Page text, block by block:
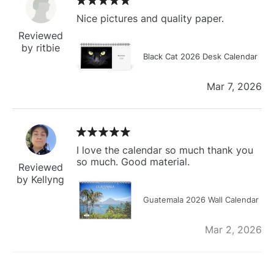
Reviewed
by ritbie
Nice pictures and quality paper.
Black Cat 2026 Desk Calendar
Mar 7, 2026
Reviewed
by Kellyng
I love the calendar so much thank you
so much. Good material.
Guatemala 2026 Wall Calendar
Mar 2, 2026